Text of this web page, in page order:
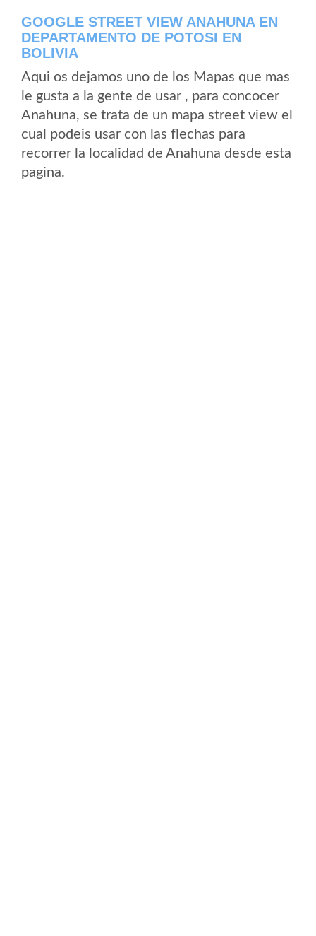
GOOGLE STREET VIEW ANAHUNA EN
DEPARTAMENTO DE POTOSI EN
BOLIVIA
Aqui os dejamos uno de los Mapas que mas
le gusta a la gente de usar , para concocer
Anahuna, se trata de un mapa street view el
cual podeis usar con las flechas para
recorrer la localidad de Anahuna desde esta
pagina.